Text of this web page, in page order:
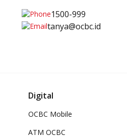
1500-999
tanya@ocbc.id
Digital
OCBC Mobile
ATM OCBC